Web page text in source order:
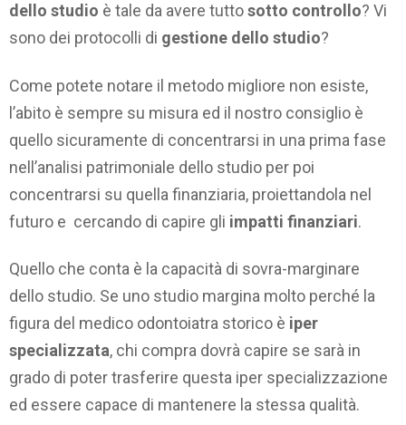
dello studio è tale da avere tuttosotto controllo? Vi
sono dei protocolli di gestione dello studio?
Come potete notare il metodo migliore non esiste,
l’abito è sempre su misura ed il nostro consiglio è
quello sicuramente di concentrarsi in una prima fase
nell’analisi patrimoniale dello studio per poi
concentrarsi su quella finanziaria, proiettandola nel
futuro e cercando di capire gli impatti finanziari.
Quello che conta è la capacità di sovra-marginare
dello studio. Se uno studio margina molto perché la
figura del medico odontoiatra storico è iper
specializzata, chi compra dovrà capire se sarà in
grado di poter trasferire questa iper specializzazione
ed essere capace di mantenere la stessa qualità.